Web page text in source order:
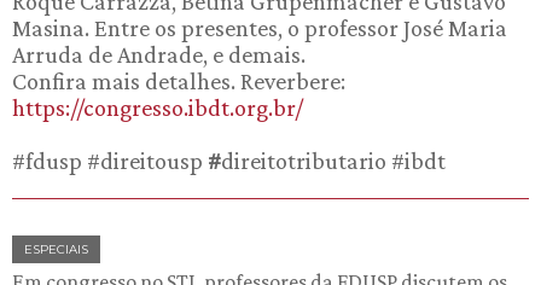
Masina. Entre os presentes, o professor José Maria
Arruda de Andrade, e demais.
Confira mais detalhes. Reverbere:
https://congresso.ibdt.org.br/
#fdusp #direitousp #direitotributario #ibdt
ESPECIAIS